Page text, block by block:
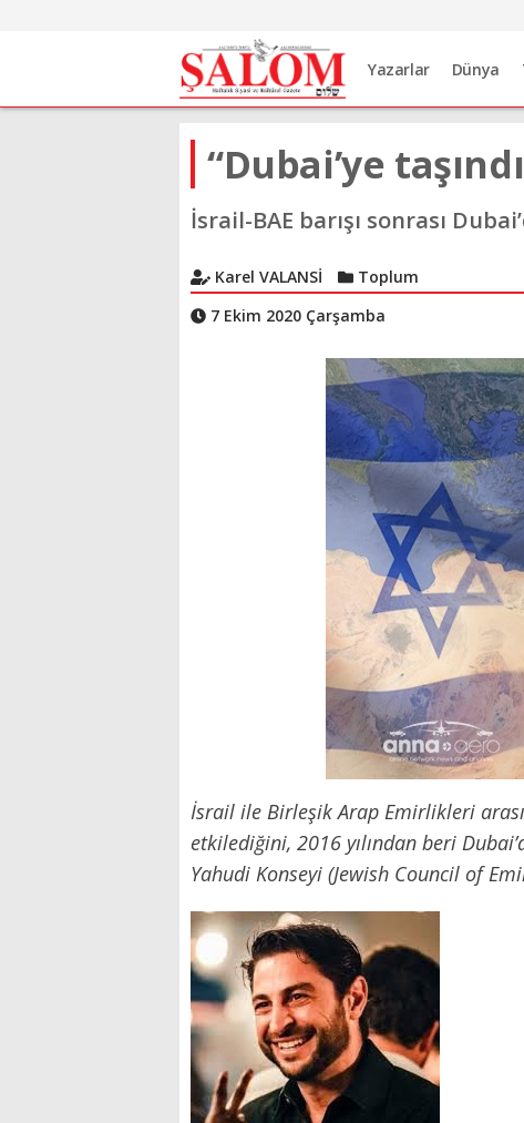
Yazarlar Dünya
“Dubai’ye
İsrail-BAE barışı sonrası
Karel VALANSİ
Toplum
7 Ekim 2020 Çarşamba
İsrail ile Birleşik Arap Emirlikleri
etkilediğini, 2016 yılından beri
Yahudi Konseyi (Jewish Council of